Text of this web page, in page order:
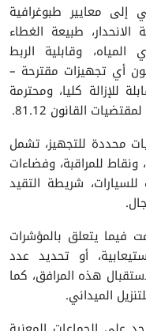
إلى معايير طبوغرافية
طبيعة الغطاء
وقابلية الربط
أي تجهيزات مقترحة –
للإزالة كليا، ومحترمة
القانون 81.12.
محددة للتجهيز، تشمل
للمراقبة، وفضاءات
شريطة التقيد
فيما يتعلق بالمؤشرات
أو تحديد عدد
هذه المرافق، كما
الميداني.